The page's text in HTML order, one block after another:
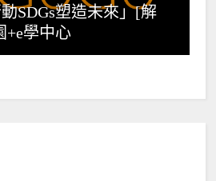
SDGs塑造未來」[解
+e學中心